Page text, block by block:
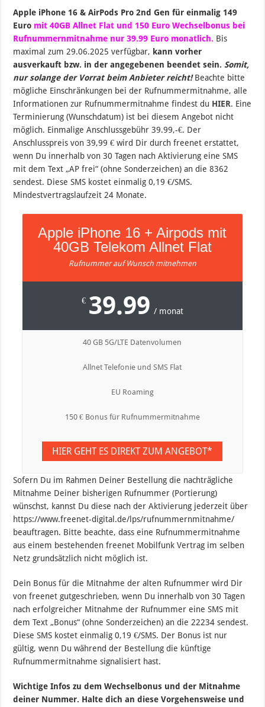
Apple iPhone 16 & AirPods Pro 2nd Gen für einmalig 149
Euro mit 40GB Allnet Flat und 150 Euro Wechselbonus bei
Rufnummernmitnahme nur 39.99 Euro monatlich. Bis
maximal zum 29.06.2025 verfügbar, kann vorher
ausverkauft bzw. in der angegebenen beendet sein. Somit,
nur solange der Vorrat beim Anbieter reicht!Beachte bitte
mögliche Einschränkungen bei der Rufnummermitnahme, alle
Informationen zur Rufnummermitnahme findest du HIER. Eine
Terminierung (Wunschdatum) ist bei diesem Angebot nicht
möglich. Einmalige Anschlussgebühr 39.99,-€. Der
Anschlusspreis von 39,99 € wird Dir durch freenet erstattet,
wenn Du innerhalb von 30 Tagen nach Aktivierung eine SMS
mit dem Text „AP frei“ (ohne Sonderzeichen) an die 8362
sendest. Diese SMS kostet einmalig 0,19 €/SMS.
Mindestvertragslaufzeit 24 Monate.
Apple iPhone 16 + Airpods mit
40GB Telekom Allnet Flat
Rufnummer auf Wunsch mitnehmen
€ 39.99 / monat
40 GB 5G/LTE Datenvolumen
Allnet Telefonie und SMS Flat
EU Roaming
150 € Bonus für Rufnummermitnahme
HIER GEHT ES DIREKT ZUM ANGEBOT*
Sofern Du im Rahmen Deiner Bestellung die nachträgliche
Mitnahme Deiner bisherigen Rufnummer (Portierung)
wünschst, kannst Du diese nach der Aktivierung jederzeit über
https://www.freenet-digital.de/lps/rufnummernmitnahme/
beauftragen. Bitte beachte, dass eine Rufnummermitnahme
aus einem bestehenden freenet Mobilfunk Vertrag im selben
Netz grundsätzlich nicht möglich ist.
Dein Bonus für die Mitnahme der alten Rufnummer wird Dir
von freenet gutgeschrieben, wenn Du innerhalb von 30 Tagen
nach erfolgreicher Mitnahme der Rufnummer eine SMS mit
dem Text „Bonus“ (ohne Sonderzeichen) an die 22234 sendest.
Diese SMS kostet einmalig 0,19 €/SMS. Der Bonus ist nur
gültig, wenn Du während der Bestellung die künftige
Rufnummermitnahme signalisiert hast.
Wichtige Infos zu dem Wechselbonus und der Mitnahme
deiner Nummer. Halte dich an diese Vorgehensweise und